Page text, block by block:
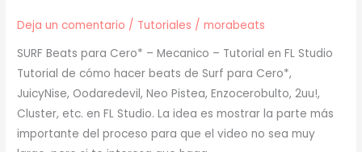
Deja un comentario / Tutoriales /morabeats
SURF Beats para Cero* – Mecanico – Tutorial en FL Studio
Tutorial de cómo hacer beats de Surf para Cero*,
JuicyNise, Oodaredevil, Neo Pistea, Enzocerobulto, 2uu!,
Cluster, etc. en FL Studio. La idea es mostrar la parte más
importante del proceso para que el video no sea muy